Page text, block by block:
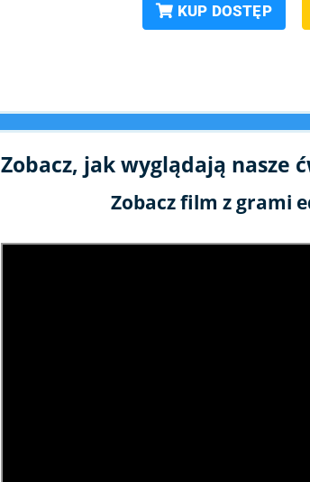
KUP DOSTĘP
Zobacz, jak wyglądają nasze
Zobacz film z grami